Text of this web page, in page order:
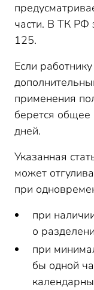
части. В ТК РФ
125.
Если
применения
берется общее
дней.
Указанная
может
при
при
о
при
бы одной